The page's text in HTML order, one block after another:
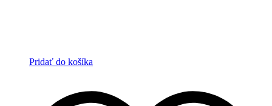
Pridať do košíka